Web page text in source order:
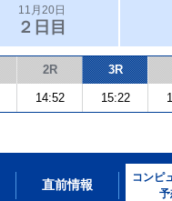
11月20日
２日目
2R 3R
14:52 15:22
直前情報
コンピ
予